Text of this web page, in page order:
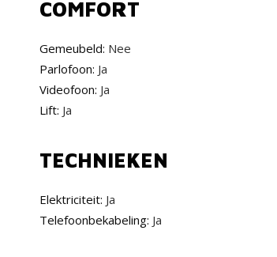
COMFORT
Gemeubeld: Nee
Parlofoon: Ja
Videofoon: Ja
Lift: Ja
TECHNIEKEN
Elektriciteit: Ja
Telefoonbekabeling: Ja